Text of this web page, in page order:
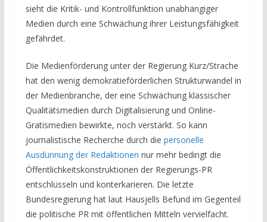
sieht die Kritik- und Kontrollfunktion unabhängiger
Medien durch eine Schwächung ihrer Leistungsfähigkeit
gefährdet.
Die Medienförderung unter der Regierung Kurz/Strache
hat den wenig demokratieförderlichen Strukturwandel in
der Medienbranche, der eine Schwächung klassischer
Qualitätsmedien durch Digitalisierung und Online-
Gratismedien bewirkte, noch verstärkt. So kann
journalistische Recherche durch die personelle
Ausdünnung der Redaktionen nur mehr bedingt die
Öffentlichkeitskonstruktionen der Regierungs-PR
entschlüsseln und konterkarieren. Die letzte
Bundesregierung hat laut Hausjells Befund im Gegenteil
die politische PR mit öffentlichen Mitteln vervielfacht.